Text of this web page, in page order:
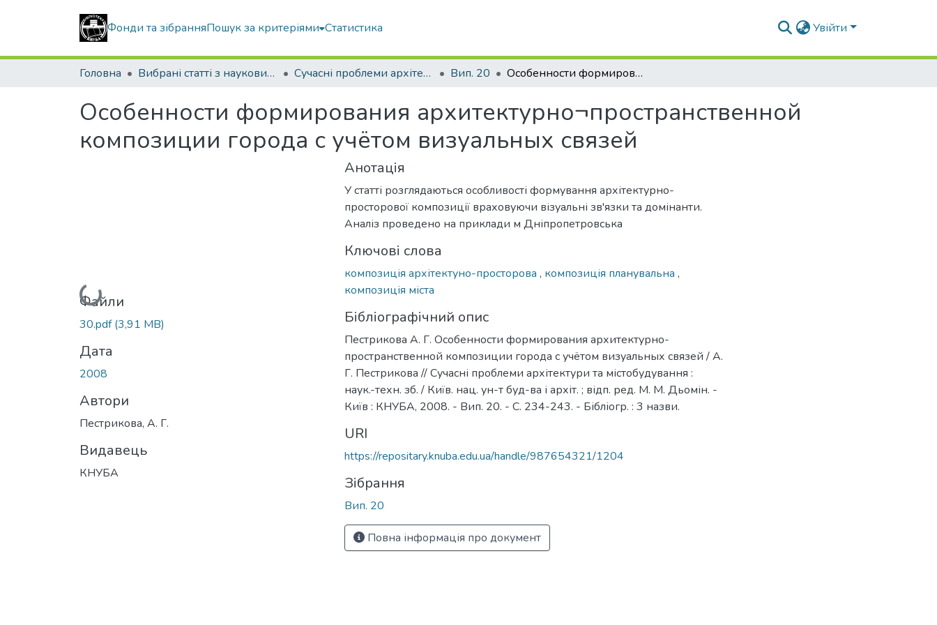
Фонди та зібранняПошук за критеріями Статистика Увійти
Головна Вибрані статті з наукових збірників КНУБА Сучасні проблеми архітектури та містобудування Вип. 20 Особенности формирования архитектурно¬пространственной композиции города с учётом визуальных связей
Особенности формирования архитектурно¬пространственной
композиции города с учётом визуальных связей
Вантажиться...
Файли
30.pdf(3,91 MB)
Дата
2008
Автори
Пестрикова, А. Г.
Видавець
КНУБА
Анотація
У статті розглядаються особливості формування архітектурно-
просторової композиції враховуючи візуальні зв'язки та домінанти.
Аналіз проведено на приклади м Дніпропетровська
Ключові слова
композиція архітектуно-просторова , композиція планувальна ,
композиція міста
Бібліографічний опис
Пестрикова А. Г. Особенности формирования архитектурно-
пространственной композиции города с учётом визуальных связей / А.
Г. Пестрикова // Сучасні проблеми архітектури та містобудування :
наук.-техн. зб. / Київ. нац. ун-т буд-ва і архіт. ; відп. ред. М. М. Дьомін. -
Київ : КНУБА, 2008. - Вип. 20. - С. 234-243. - Бібліогр. : 3 назви.
URI
https://repositary.knuba.edu.ua/handle/987654321/1204
Зібрання
Вип. 20
Повна інформація про документ